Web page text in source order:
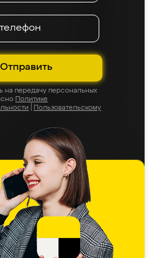
Отправить
на передачу персональных
Политике
Пользовательскому